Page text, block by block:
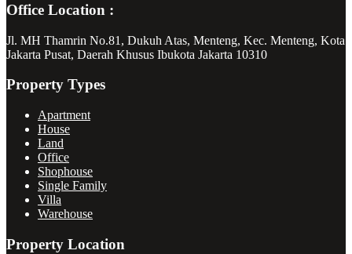
Office Location :
Jl. MH Thamrin No.81, Dukuh Atas, Menteng, Kec. Menteng, Kota
Jakarta Pusat, Daerah Khusus Ibukota Jakarta 10310
Property Types
Apartment
House
Land
Office
Shophouse
Single Family
Villa
Warehouse
Property Location